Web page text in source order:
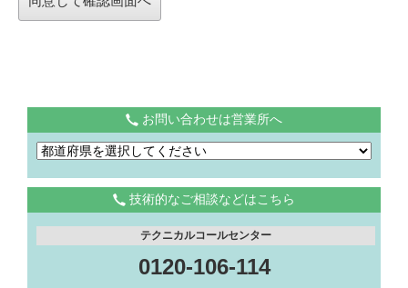
お問い合わせは営業所へ
技術的なご相談などはこちら
テクニカルコールセンター
0120-106-114